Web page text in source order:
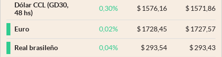
Dólar CCL (GD30,
48 hs)
0,30% $ 1576,16 $1571,86
Euro 0,02% $ 1728,45 $1727,57
Real brasileño 0,04% $ 293,54 $293,43